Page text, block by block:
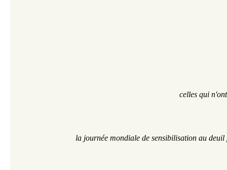
celles qui
la journée mondiale de sensibilisation au